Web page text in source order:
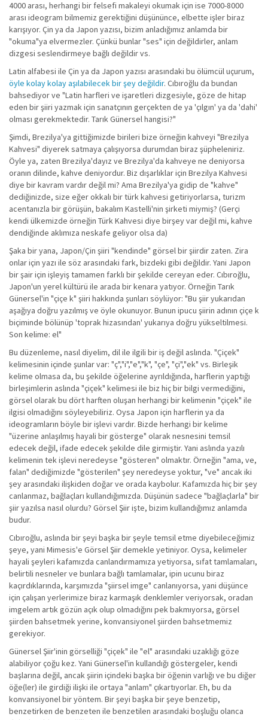
4000 arası, herhangi bir felsefi makaleyi okumak için ise 7000-8000
arası ideogram bilmemiz gerektiğini düşününce, elbette işler biraz
karışıyor. Çin ya da Japon yazısı, bizim anladığımız anlamda bir
"okuma"ya elvermezler. Çünkü bunlar "ses" için değildirler, anlam
dizgesi seslendirmeye bağlı değildir vs.
Latin alfabesi ile Çin ya da Japon yazısı arasındaki bu ölümcül uçurum,
öyle kolay kolay aşılabilecek bir şey değildir. Cıbıroğlu da bundan
bahsediyor ve "Latin harfleri ve işaretleri dizgesiyle, göze de hitap
eden bir şiiri yazmak için sanatçının gerçekten de ya 'çılgın' ya da 'dahi'
olması gerekmektedir. Tarık Günersel hangisi?"
Şimdi, Brezilya'ya gittiğimizde birileri bize örneğin kahveyi "Brezilya
Kahvesi" diyerek satmaya çalışıyorsa durumdan biraz şüpheleniriz.
Öyle ya, zaten Brezilya'dayız ve Brezilya'da kahveye ne deniyorsa
oranın dilinde, kahve deniyordur. Biz dışarlıklar için Brezilya Kahvesi
diye bir kavram vardır değil mi? Ama Brezilya'ya gidip de "kahve"
dediğinizde, size eğer okkalı bir türk kahvesi getiriyorlarsa, turizm
acentanızla bir görüşün, bakalım Kastelli'nin şirketi miymiş? (Gerçi
kendi ülkemizde örneğin Türk Kahvesi diye birşey var değil mi, kahve
dendiğinde aklımıza neskafe geliyor olsa da)
Şaka bir yana, Japon/Çin şiiri "kendinde" görsel bir şiirdir zaten. Zira
onlar için yazı ile söz arasındaki fark, bizdeki gibi değildir. Yani Japon
bir şair için işleyiş tamamen farklı bir şekilde cereyan eder. Cıbıroğlu,
Japon'un yerel kültürü ile arada bir kenara yatıyor. Örneğin Tarık
Günersel'in "çiçe k" şiiri hakkında şunları söylüyor: "Bu şiir yukarıdan
aşağıya doğru yazılmış ve öyle okunuyor. Bunun ipucu şiirin adının çiçe k
biçiminde bölünüp 'toprak hizasından' yukarıya doğru yükseltilmesi.
Son kelime: el"
Bu düzenleme, nasıl diyelim, dil ile ilgili bir iş değil aslında. "Çiçek"
kelimesinin içinde şunlar var: "ç","i","e","k", "çe", "çi","ek" vs. Birleşik
kelime olmasa da, bu şekilde öğelerine ayrıldığında, harflerin yaptığı
birleşimlerin aslında "çiçek" kelimesi ile biz hiç bir bilgi vermediğini,
görsel olarak bu dört harften oluşan herhangi bir kelimenin "çiçek" ile
ilgisi olmadığını söyleyebiliriz. Oysa Japon için harflerin ya da
ideogramların böyle bir işlevi vardır. Bizde herhangi bir kelime
"üzerine anlaşılmış hayali bir gösterge" olarak nesnesini temsil
edecek değil, ifade edecek şekilde dile girmiştir. Yani aslında yazılı
kelimenin tek işlevi neredeyse "gösteren" olmaktır. Örneğin "ama, ve,
falan" dediğimizde "gösterilen" şey neredeyse yoktur, "ve" ancak iki
şey arasındaki ilişkiden doğar ve orada kaybolur. Kafamızda hiç bir şey
canlanmaz, bağlaçları kullandığımızda. Düşünün sadece "bağlaçlarla" bir
şiir yazılsa nasıl olurdu? Görsel Şiir işte, bizim kullandığımız anlamda
budur.
Cıbıroğlu, aslında bir şeyi başka bir şeyle temsil etme diyebileceğimiz
şeye, yani Mimesis'e Görsel Şiir demekle yetiniyor. Oysa, kelimeler
hayali şeyleri kafamızda canlandırmamıza yetiyorsa, sıfat tamlamaları,
belirtili nesneler ve bunlara bağlı tamlamalar, ipin ucunu biraz
kaçırdıklarında, karşımızda "şiirsel imge" canlanıyorsa, yani düşünce
için çalışan yerlerimize biraz karmaşık denklemler veriyorsak, oradan
imgelem artık gözün açık olup olmadığını pek bakmıyorsa, görsel
şiirden bahsetmek yerine, konvansiyonel şiirden bahsetmemiz
gerekiyor.
Günersel Şiir'inin görselliği "çiçek" ile "el" arasındaki uzaklığı göze
alabiliyor çoğu kez. Yani Günersel'in kullandığı göstergeler, kendi
başlarına değil, ancak şiirin içindeki başka bir öğenin varlığı ve bu diğer
öğe(ler) ile girdiği ilişki ile ortaya "anlam" çıkartıyorlar. Eh, bu da
konvansiyonel bir yöntem. Bir şeyi başka bir şeye benzetip,
benzetirken de benzeten ile benzetilen arasındaki boşluğu olanca